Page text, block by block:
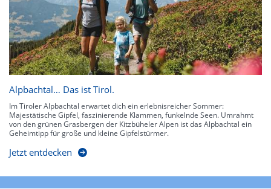
Alpbachtal… Das ist Tirol.
Im Tiroler Alpbachtal erwartet dich ein erlebnisreicher Sommer:
Majestätische Gipfel, faszinierende Klammen, funkelnde Seen. Umrahmt
von den grünen Grasbergen der Kitzbüheler Alpen ist das Alpbachtal ein
Geheimtipp für große und kleine Gipfelstürmer.
Jetzt entdecken